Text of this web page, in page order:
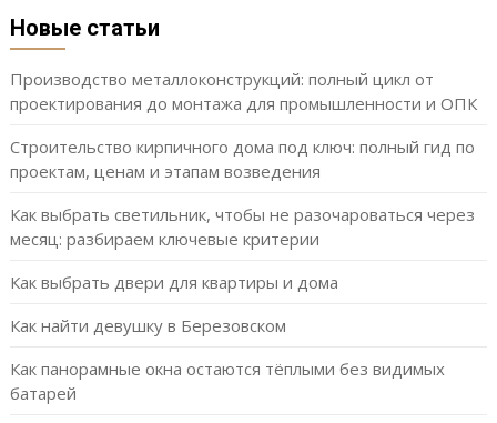
Новые статьи
Производство металлоконструкций: полный цикл от
проектирования до монтажа для промышленности и ОПК
Строительство кирпичного дома под ключ: полный гид по
проектам, ценам и этапам возведения
Как выбрать светильник, чтобы не разочароваться через
месяц: разбираем ключевые критерии
Как выбрать двери для квартиры и дома
Как найти девушку в Березовском
Как панорамные окна остаются тёплыми без видимых
батарей